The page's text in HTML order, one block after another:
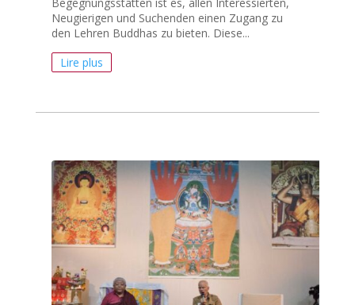
Neugierigen und Suchenden einen Zugang zu
den Lehren Buddhas zu bieten. Diese...
Lire plus